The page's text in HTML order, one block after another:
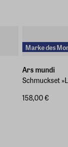
Marke des
Ars mundi
Schmuckset
158,00 €